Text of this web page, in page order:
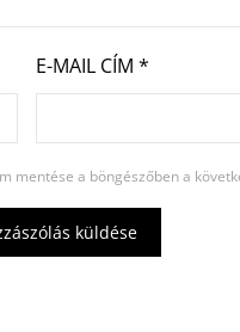
E-MAIL CÍM *
mentése a böngészőben a